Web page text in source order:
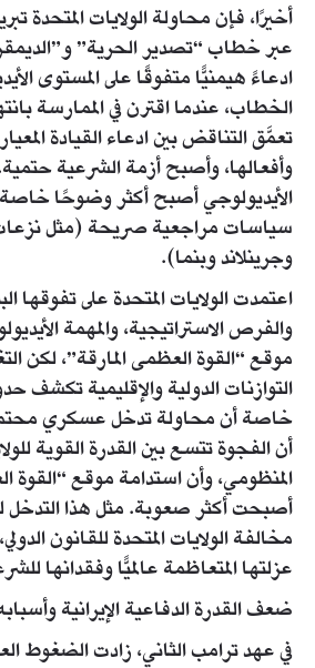
أخيرًا، فإن محاولة الولايات المتحدة
عبر خطاب “تصدير الحرية”
ادعاءً هيمنيًّا متفوقًا على المستوى
الخطاب، عندما اقترن في الممارسة
تعمَّق التناقض بين ادعاء القيادة
وأفعالها، وأصبح أزمة الشرعية
الأيديولوجي أصبح أكثر وضوحًا
سياسات مراجعية صريحة (مثل
وجرينلاند وبنما).
اعتمدت الولايات المتحدة على تفوقها
والفرص الاستراتيجية، والمهمة
موقع “القوة العظمى المارقة”، لكن
التوازنات الدولية والإقليمية تكشف
خاصة أن محاولة تدخل عسكري
أن الفجوة تتسع بين القدرة القوية
المنظومي، وأن استدامة موقع “القوة
أصبحت أكثر صعوبة. مثل هذا
مخالفة الولايات المتحدة للقانون
عزلتها المتعاظمة عالميًّا وفقدانها
ضعف القدرة الدفاعية الإيرانية
في عهد ترامب الثاني، زادت الضغوط